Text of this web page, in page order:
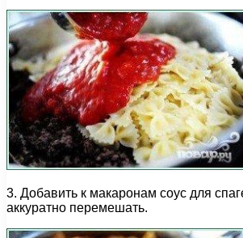
3. Добавить к макаронам соус для
аккуратно перемешать.